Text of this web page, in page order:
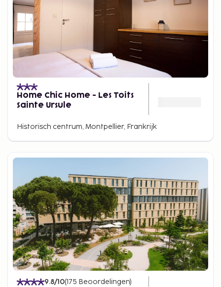
Home Chic Home - Les Toits
Sainte Ursule
Historisch centrum, Montpellier, Frankrijk
9.8/10(175 Beoordelingen)